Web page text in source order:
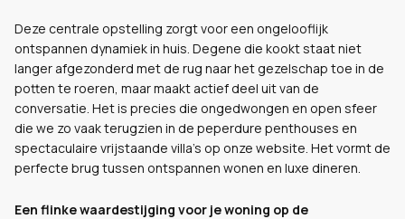
Deze centrale opstelling zorgt voor een ongelooflijk
ontspannen dynamiek in huis. Degene die kookt staat niet
langer afgezonderd met de rug naar het gezelschap toe in de
potten te roeren, maar maakt actief deel uit van de
conversatie. Het is precies die ongedwongen en open sfeer
die we zo vaak terugzien in de peperdure penthouses en
spectaculaire vrijstaande villa's op onze website. Het vormt de
perfecte brug tussen ontspannen wonen en luxe dineren.
Een flinke waardestijging voor je woning op de